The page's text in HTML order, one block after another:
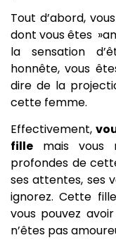
Tout d’abord,
dont vous êtes
la sensation
honnête, vous
dire de la
cette femme.
Effectivement,
fille mais vous
profondes de
ses attentes, ses
ignorez. Cette
vous pouvez
n’êtes pas